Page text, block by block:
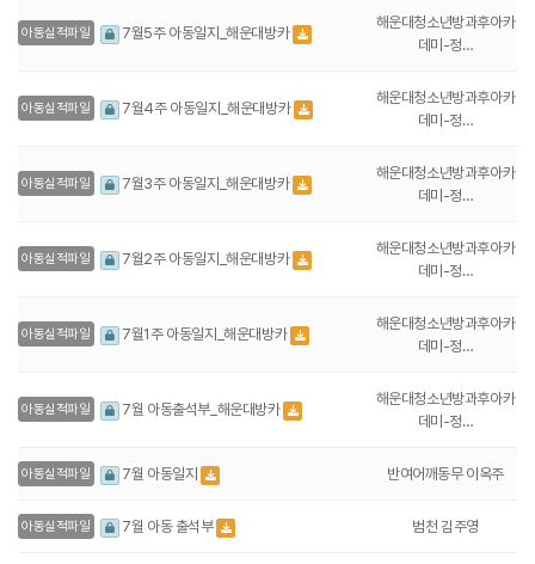
아동실적파일 7월5주 아동일지_해운대방카
해운대청소년방과후아카
데미-정…
아동실적파일 7월4주 아동일지_해운대방카
해운대청소년방과후아카
데미-정…
아동실적파일 7월3주 아동일지_해운대방카
해운대청소년방과후아카
데미-정…
아동실적파일 7월2주 아동일지_해운대방카
해운대청소년방과후아카
데미-정…
아동실적파일 7월1주 아동일지_해운대방카
해운대청소년방과후아카
데미-정…
아동실적파일 7월 아동출석부_해운대방카
해운대청소년방과후아카
데미-정…
아동실적파일 7월 아동일지 반여어깨동무 이옥주
아동실적파일 7월 아동 출석부 범천 김주영